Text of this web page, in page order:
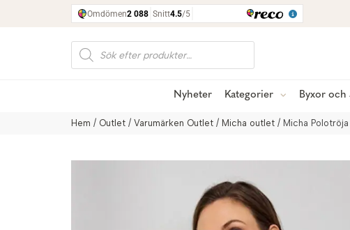
Produktsökning
Nyheter Kategorier Byxor och
Hem / Outlet / Varumärken Outlet / Micha outlet / Micha